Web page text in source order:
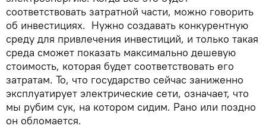
соответствовать затратной части, можно говорить
об инвестициях. Нужно создавать конкурентную
среду для привлечения инвестиций, и только такая
среда сможет показать максимально дешевую
стоимость, которая будет соответствовать его
затратам. То, что государство сейчас заниженно
эксплуатирует электрические сети, означает, что
мы рубим сук, на котором сидим. Рано или поздно
он обломается.